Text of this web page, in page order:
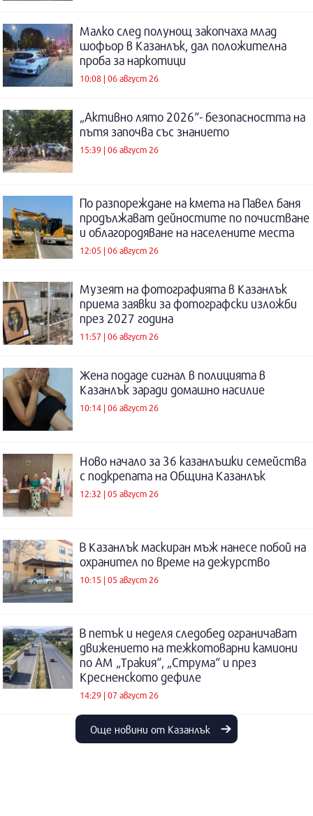
Малко след полунощ закопчаха млад
шофьор в Казанлък, дал положителна
проба за наркотици
10:08 | 06 август 26
„Активно лято 2026“- безопасността на
пътя започва със знанието
15:39 | 06 август 26
По разпореждане на кмета на Павел баня
продължават дейностите по почистване
и облагородяване на населените места
12:05 | 06 август 26
Музеят на фотографията в Казанлък
приема заявки за фотографски изложби
през 2027 година
11:57 | 06 август 26
Жена подаде сигнал в полицията в
Казанлък заради домашно насилие
10:14 | 06 август 26
Ново начало за 36 казанлъшки семейства
с подкрепата на Община Казанлък
12:32 | 05 август 26
В Казанлък маскиран мъж нанесе побой на
охранител по време на дежурство
10:15 | 05 август 26
В петък и неделя следобед ограничават
движението на тежкотоварни камиони
по АМ „Тракия“, „Струма“ и през
Кресненското дефиле
14:29 | 07 август 26
Още новини от Казанлък